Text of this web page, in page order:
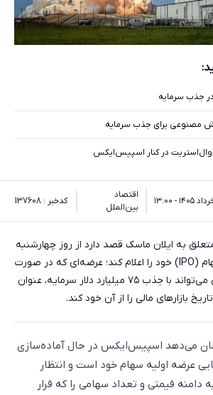
جذب سرمایه
مصنوعی برای جذب سرمایه
وال‌استریت در کنار اسپیس‌ایکس
اقتصاد
بین‌الملل
کدخبر : 137608
به ایلان ماسک قصد دارد از روز چهارشنبه
جزئیات عرضه اولیه سهام (IPO) خود را اعلام کند؛ عرضه‌ای که در صورت
تحقق برنامه‌های فعلی می‌تواند با جذب ۷۵ میلیارد دلار سرمایه، عنوان
بازارهای مالی را از آن خود کند.
می‌دهد اسپیس‌ایکس در حال آماده‌سازی
عرضه اولیه سهام خود است و انتظار
دامنه قیمتی و تعداد سهامی را که قرار